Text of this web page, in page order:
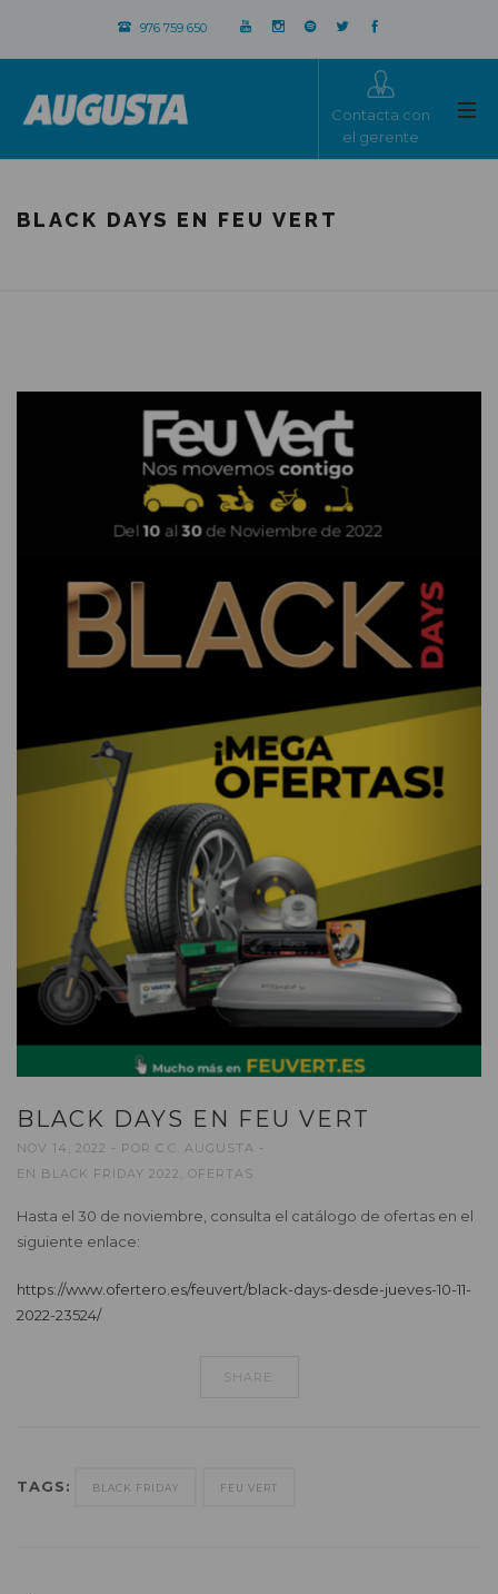
976 759 650
Contacta con
el gerente
BLACK DAYS EN FEU VERT
BLACK DAYS EN FEU VERT
NOV 14, 2022 POR C.C. AUGUSTA
EN BLACK FRIDAY 2022 OFERTAS
Hasta el 30 de noviembre, consulta el catálogo de ofertas en el
siguiente enlace:
https://www.ofertero.es/feuvert/black-days-desde-jueves-10-11-
2022-23524/
SHARE:
TAGS: BLACK FRIDAY FEU VERT